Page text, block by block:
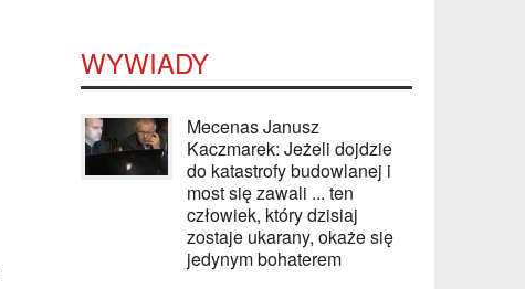
WYWIADY
Mecenas Janusz
Kaczmarek: Jeżeli dojdzie
do katastrofy budowlanej i
most się zawali ... ten
człowiek, który dzisiaj
zostaje ukarany, okaże się
jedynym bohaterem